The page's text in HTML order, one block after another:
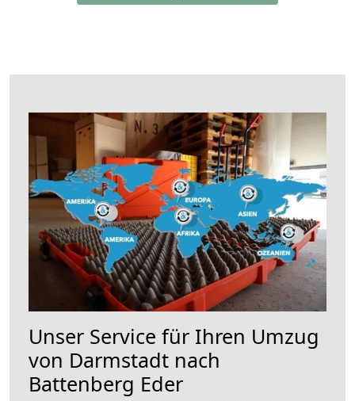
Unser Service für Ihren Umzug
von Darmstadt nach
Battenberg Eder